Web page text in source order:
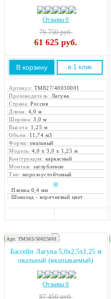
Отзывы 0
79 750 руб.
61 625 руб.
В корзину в 1 клик
Артикул: ТМ827/40030001
Производитель: Лагуна
Страна:Россия
Длина: 4,0 м
Ширина:3,0 м
Высота: 1,25 м
Объём: 11,74 м3
Форма: овальный
Модель:4,0 х 3,0 х 1,25 м
Конструкция: каркасный
Монтаж:заглубление
Тип: морозоустойчивый
※
-Пленка 0,4 мм
-Шоколад - коричневый цвет
Закажите монтаж!
Арт. ТМ565/50025001
Бассейн Лагуна 5,0х2,5х1,25 м
овальный (вкапываемый)
Отзывы 0
87 450 руб.